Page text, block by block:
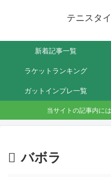
テニスタ
新着記事一覧
ラケットランキング
ガットインプレ一覧
当サイトの記事内に
バボラ